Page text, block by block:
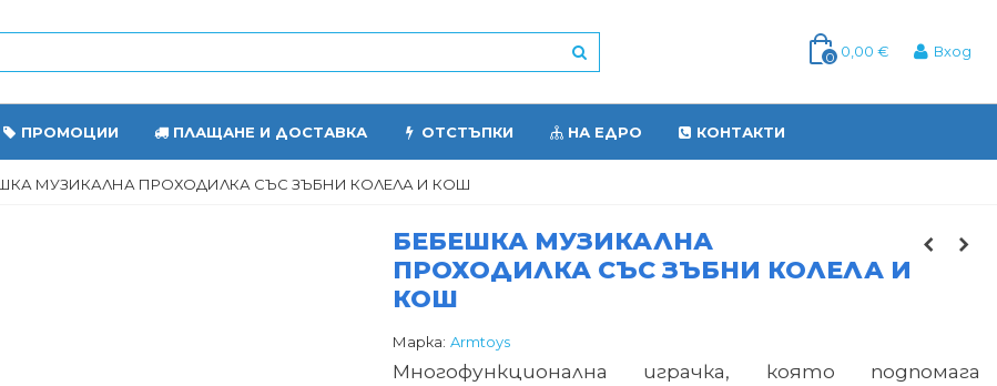
0 0,00 € Вход
ПРОМОЦИИ ПЛАЩАНЕ И ДОСТАВКА ОТСТЪПКИ НА ЕДРО КОНТАКТИ
МУЗИКАЛНА ПРОХОДИЛКА СЪС ЗЪБНИ КОЛЕЛА И КОШ
БЕБЕШКА МУЗИКАЛНА
ПРОХОДИЛКА СЪС ЗЪБНИ КОЛЕЛА И
КОШ
Марка: Armtoys
Многофункционална играчка, която подпомага